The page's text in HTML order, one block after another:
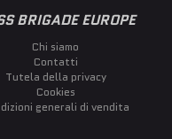
BRIGADE EUROPE
Chi siamo
Contatti
Tutela della privacy
Cookies
generali di vendita